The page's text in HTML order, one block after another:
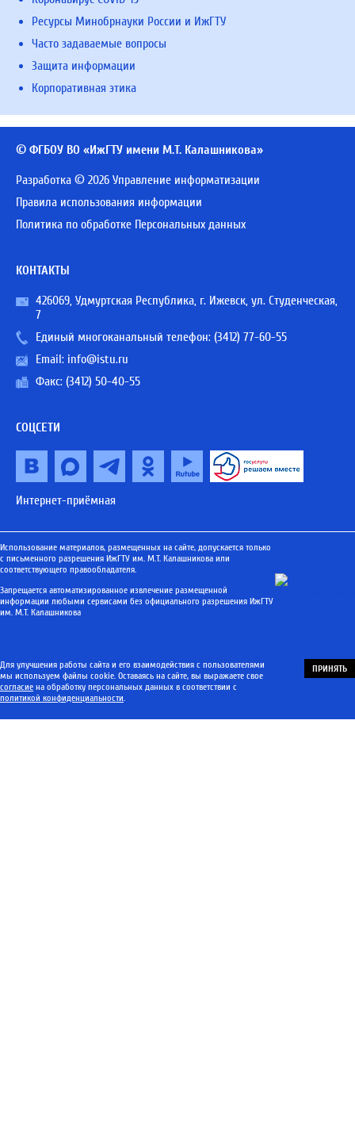
Ресурсы Минобрнауки России и ИжГТУ
Часто задаваемые вопросы
Защита информации
Корпоративная этика
© ФГБОУ ВО «ИжГТУ имени М.Т. Калашникова»
Разработка © 2026 Управление информатизации
Правила использования информации
Политика по обработке Персональных данных
КОНТАКТЫ
426069, Удмуртская Республика, г. Ижевск, ул. Студенческая,
7
Единый многоканальный телефон: (3412) 77-60-55
Email: info@istu.ru
Факс: (3412) 50-40-55
СОЦСЕТИ
Интернет-приёмная
Использование материалов, размещенных на сайте, допускается только
с письменного разрешения ИжГТУ им. М.Т. Калашникова или
соответствующего правообладателя.
Запрещается автоматизированное извлечение размещенной
информации любыми сервисами без официального разрешения ИжГТУ
им. М.Т. Калашникова
Для улучшения работы сайта и его взаимодействия с пользователями
мы используем файлы cookie. Оставаясь на сайте, вы выражаете свое
согласие на обработку персональных данных в соответствии с
политикой конфиденциальности.
ПРИНЯТЬ